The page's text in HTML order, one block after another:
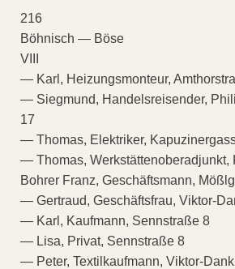
216
Böhnisch — Böse
VIII
— Karl, Heizungsmonteur,
— Siegmund, Handelsreisender,
17
— Thomas, Elektriker,
— Thomas, Werkstättenoberadjunkt,
Bohrer Franz, Geschäftsmann,
— Gertraud, Geschäftsfrau, Viktor-
— Karl, Kaufmann, Sennstraße 8
— Lisa, Privat, Sennstraße 8
— Peter, Textilkaufmann, Viktor-